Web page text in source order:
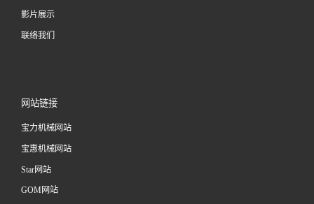
影片展示
联络我们
网站链接
宝力机械网站
宝惠机械网站
Star网站
GOM网站